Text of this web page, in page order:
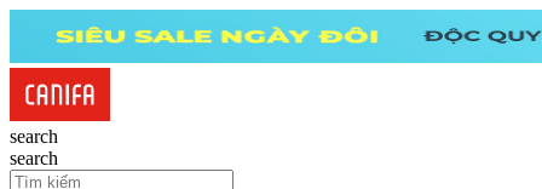
search
search